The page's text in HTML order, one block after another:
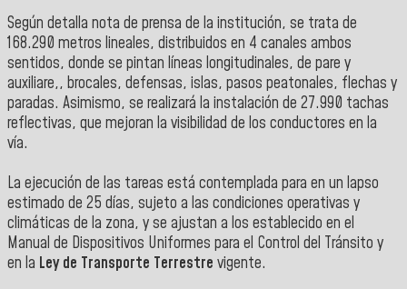
Según detalla nota de prensa de la institución, se trata de
168.290 metros lineales, distribuidos en 4 canales ambos
sentidos, donde se pintan líneas longitudinales, de pare y
auxiliare,, brocales, defensas, islas, pasos peatonales, flechas y
paradas. Asimismo, se realizará la instalación de 27.990 tachas
reflectivas, que mejoran la visibilidad de los conductores en la
vía.
La ejecución de las tareas está contemplada para en un lapso
estimado de 25 días, sujeto a las condiciones operativas y
climáticas de la zona, y se ajustan a los establecido en el
Manual de Dispositivos Uniformes para el Control del Tránsito y
en la Ley de Transporte Terrestre vigente.